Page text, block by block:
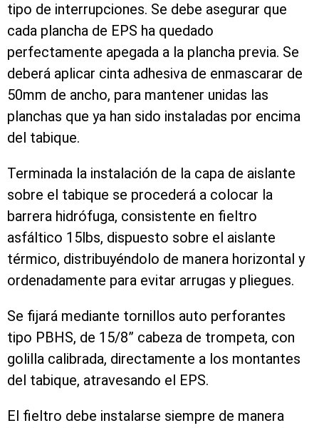
tipo de interrupciones. Se debe asegurar que
cada plancha de EPS ha quedado
perfectamente apegada a la plancha previa. Se
deberá aplicar cinta adhesiva de enmascarar de
50mm de ancho, para mantener unidas las
planchas que ya han sido instaladas por encima
del tabique.
Terminada la instalación de la capa de aislante
sobre el tabique se procederá a colocar la
barrera hidrófuga, consistente en fieltro
asfáltico 15lbs, dispuesto sobre el aislante
térmico, distribuyéndolo de manera horizontal y
ordenadamente para evitar arrugas y pliegues.
Se fijará mediante tornillos auto perforantes
tipo PBHS, de 15/8” cabeza de trompeta, con
golilla calibrada, directamente a los montantes
del tabique, atravesando el EPS.
El fieltro debe instalarse siempre de manera